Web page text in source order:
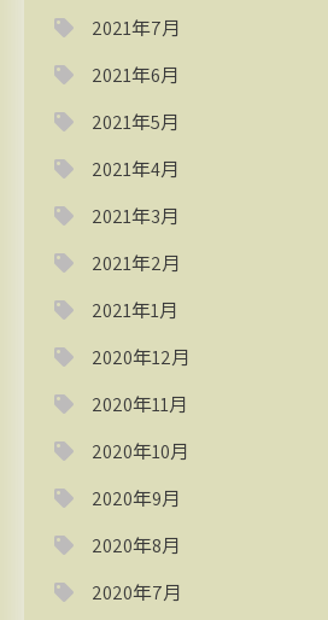
2021年7月
2021年6月
2021年5月
2021年4月
2021年3月
2021年2月
2021年1月
2020年12月
2020年11月
2020年10月
2020年9月
2020年8月
2020年7月